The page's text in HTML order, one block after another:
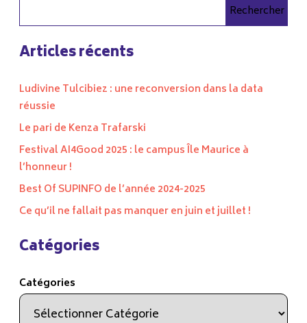
Rechercher
Articles récents
Ludivine Tulcibiez : une reconversion dans la data
réussie
Le pari de Kenza Trafarski
Festival AI4Good 2025 : le campus Île Maurice à
l’honneur !
Best Of SUPINFO de l’année 2024-2025
Ce qu’il ne fallait pas manquer en juin et juillet !
Catégories
Catégories